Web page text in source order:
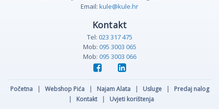
Email: kule@kule.hr
Kontakt
Tel: 023 317 475
Mob: 095 3003 065
Mob: 095 3003 066
Početna | Webshop Pića | Najam Alata | Usluge |
Predaj nalog
|
Kontakt |
Uvjeti korištenja